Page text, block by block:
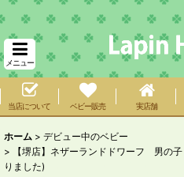
メニュー
当店について ベビー販売 実店舗
ホーム > デビュー中のベビー
>
【堺店】ネザーランドドワーフ 男の
りました)